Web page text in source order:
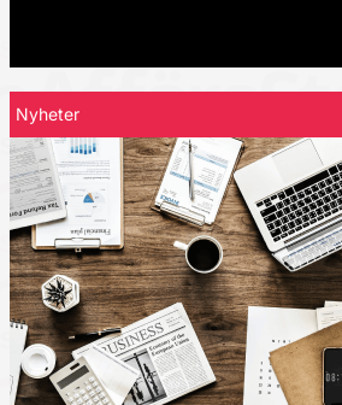
Nyheter